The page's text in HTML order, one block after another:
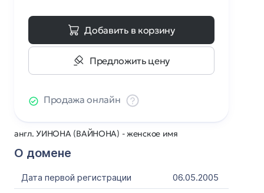
англ. УИНОНА (ВАЙНОНА) - женское имя
О домене
Дата первой регистрации
06.05.2005
Добавить в корзину
Предложить цену
Продажа онлайн